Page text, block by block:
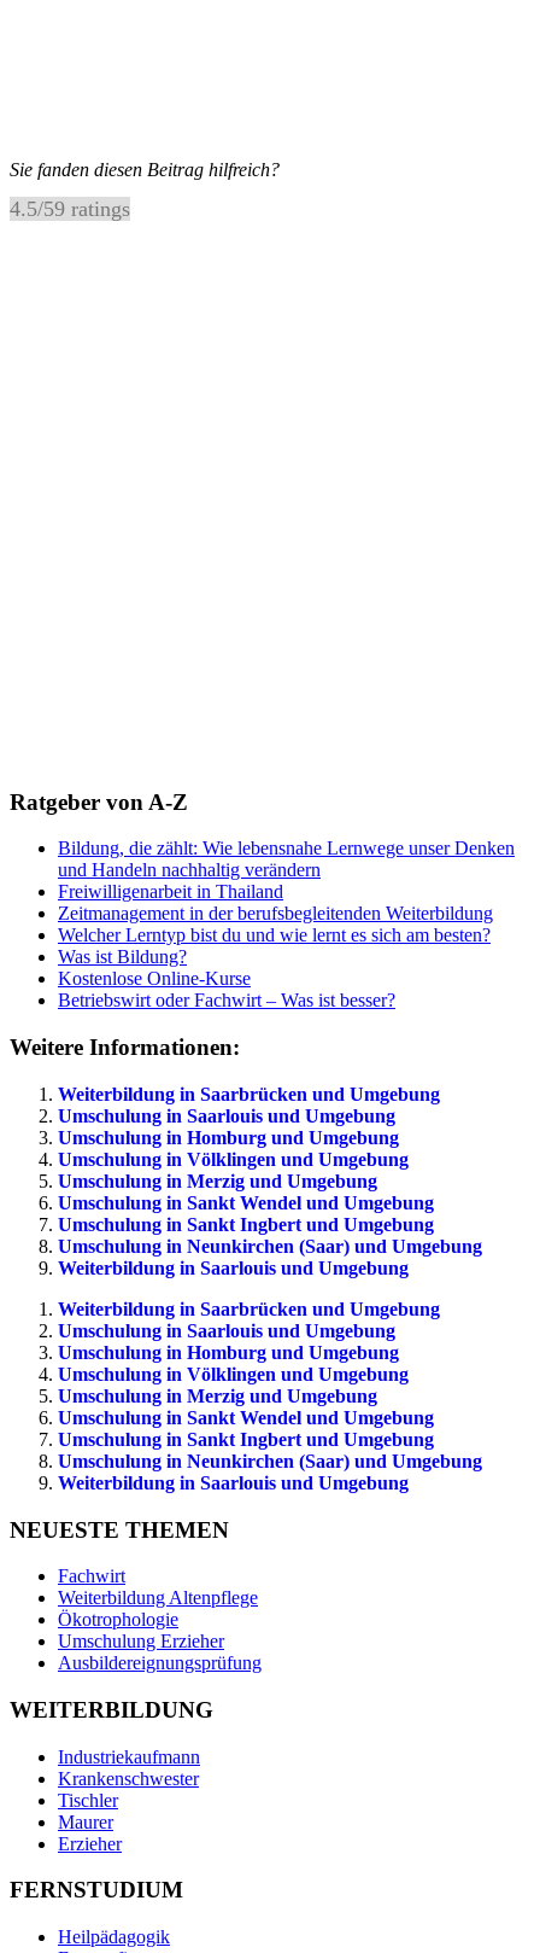
Sie fanden diesen Beitrag hilfreich?
4.5/59 ratings
Ratgeber von A-Z
Bildung, die zählt: Wie lebensnahe Lernwege unser Denken
und Handeln nachhaltig verändern
Freiwilligenarbeit in Thailand
Zeitmanagement in der berufsbegleitenden Weiterbildung
Welcher Lerntyp bist du und wie lernt es sich am besten?
Was ist Bildung?
Kostenlose Online-Kurse
Betriebswirt oder Fachwirt – Was ist besser?
Weitere Informationen:
Weiterbildung in Saarbrücken und Umgebung
Umschulung in Saarlouis und Umgebung
Umschulung in Homburg und Umgebung
Umschulung in Völklingen und Umgebung
Umschulung in Merzig und Umgebung
Umschulung in Sankt Wendel und Umgebung
Umschulung in Sankt Ingbert und Umgebung
Umschulung in Neunkirchen (Saar) und Umgebung
Weiterbildung in Saarlouis und Umgebung
Weiterbildung in Saarbrücken und Umgebung
Umschulung in Saarlouis und Umgebung
Umschulung in Homburg und Umgebung
Umschulung in Völklingen und Umgebung
Umschulung in Merzig und Umgebung
Umschulung in Sankt Wendel und Umgebung
Umschulung in Sankt Ingbert und Umgebung
Umschulung in Neunkirchen (Saar) und Umgebung
Weiterbildung in Saarlouis und Umgebung
NEUESTE THEMEN
Fachwirt
Weiterbildung Altenpflege
Ökotrophologie
Umschulung Erzieher
Ausbildereignungsprüfung
WEITERBILDUNG
Industriekaufmann
Krankenschwester
Tischler
Maurer
Erzieher
FERNSTUDIUM
Heilpädagogik